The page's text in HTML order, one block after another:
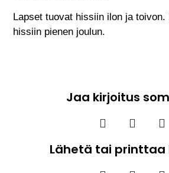
Lapset tuovat hissiin ilon ja toivon.
hissiin pienen joulun.
Jaa kirjoitus
Lähetä tai printtaa